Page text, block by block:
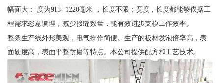
幅面大： 度为915- 1220毫米 ，长度不限；宽度 , 长度都能够依据工
程需求恣意调理，减少接缝数量，能有效进步支模工作效率。
整条生产线外形美观，电气操作简便。生产的板材发泡倍率高，表
面硬度高，表面平整耐磨等特点。本公司提供配方和工艺技术。